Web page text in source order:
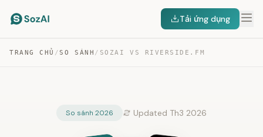
Tải ứng dụng
TRANG CHỦ /SO SÁNH / SOZAI VS RIVERSIDE.FM
So sánh 2026 Updated Th3 2026